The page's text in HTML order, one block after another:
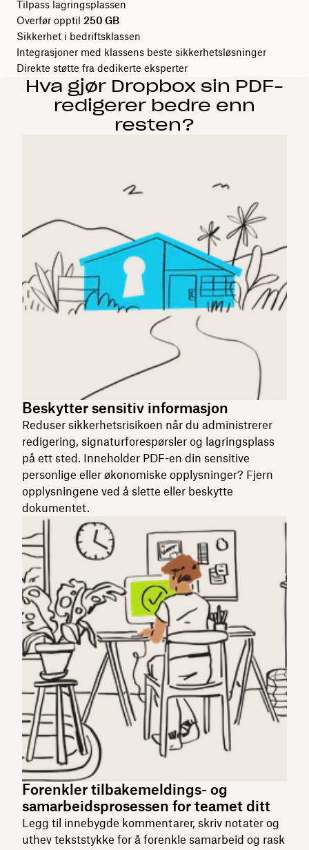
Tilpass lagringsplassen
Overfør opptil 250 GB
Sikkerhet i bedriftsklassen
Integrasjoner med klassens beste sikkerhetsløsninger
Direkte støtte fra dedikerte eksperter
Hva gjør Dropbox sin PDF-
redigerer bedre enn
resten?
Beskytter sensitiv informasjon
Reduser sikkerhetsrisikoen når du administrerer
redigering, signaturforespørsler og lagringsplass
på ett sted. Inneholder PDF-en din sensitive
personlige eller økonomiske opplysninger? Fjern
opplysningene ved å slette eller beskytte
dokumentet.
Forenkler tilbakemeldings- og
samarbeidsprosessen for teamet ditt
Legg til innebygde kommentarer, skriv notater og
uthev tekststykke for å forenkle samarbeid og rask